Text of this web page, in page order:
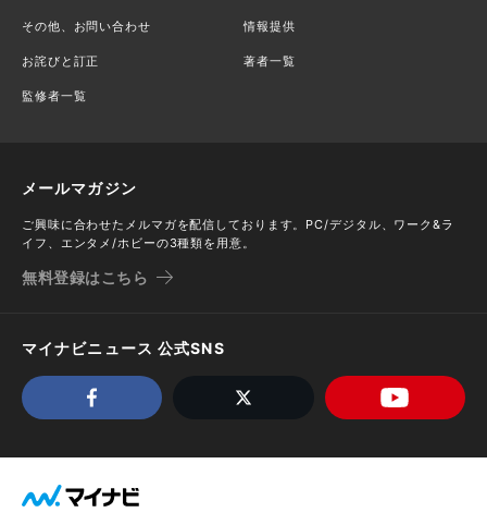
その他、お問い合わせ 情報提供
お詫びと訂正 著者一覧
監修者一覧
メールマガジン
ご興味に合わせたメルマガを配信しております。PC/デジタル、ワーク&ラ
イフ、エンタメ/ホビーの3種類を用意。
無料登録はこちら
マイナビニュース 公式SNS